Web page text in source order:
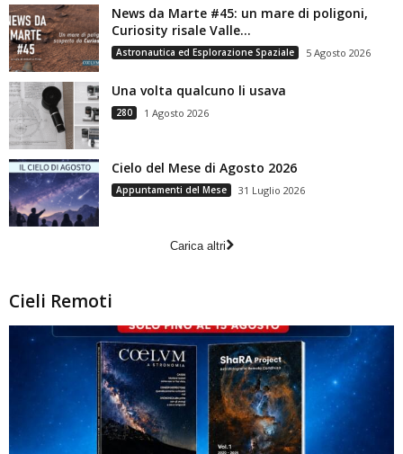
News da Marte #45: un mare di poligoni,
Curiosity risale Valle...
Astronautica ed Esplorazione Spaziale 5 Agosto 2026
Una volta qualcuno li usava
280 1 Agosto 2026
Cielo del Mese di Agosto 2026
Appuntamenti del Mese 31 Luglio 2026
Carica altri
Cieli Remoti